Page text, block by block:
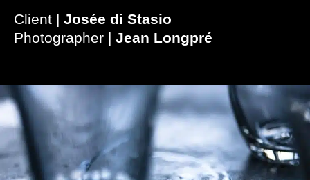
Client | Josée di Stasio
Photographer | Jean Longpré